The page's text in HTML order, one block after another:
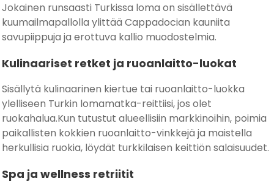
Jokainen runsaasti Turkissa loma on sisällettävä
kuumailmapallolla ylittää Cappadocian kauniita
savupiippuja ja erottuva kallio muodostelmia.
Kulinaariset retket ja ruoanlaitto-luokat
Sisällytä kulinaarinen kiertue tai ruoanlaitto-luokka
ylelliseen Turkin lomamatka-reittiisi, jos olet
ruokahalua.Kun tutustut alueellisiin markkinoihin, poimia
paikallisten kokkien ruoanlaitto-vinkkejä ja maistella
herkullisia ruokia, löydät turkkilaisen keittiön salaisuudet.
Spa ja wellness retriitit